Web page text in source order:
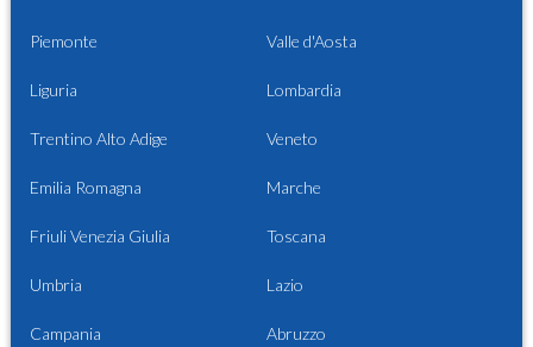
Piemonte Valle d'Aosta
Liguria Lombardia
Trentino Alto Adige Veneto
Emilia Romagna Marche
Friuli Venezia Giulia Toscana
Umbria Lazio
Campania Abruzzo